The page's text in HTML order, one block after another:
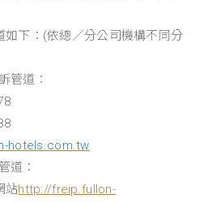
如下：(依總／分公司機構不同分
管道：
hotels.com.tw
道：
站http://freip.fullon-